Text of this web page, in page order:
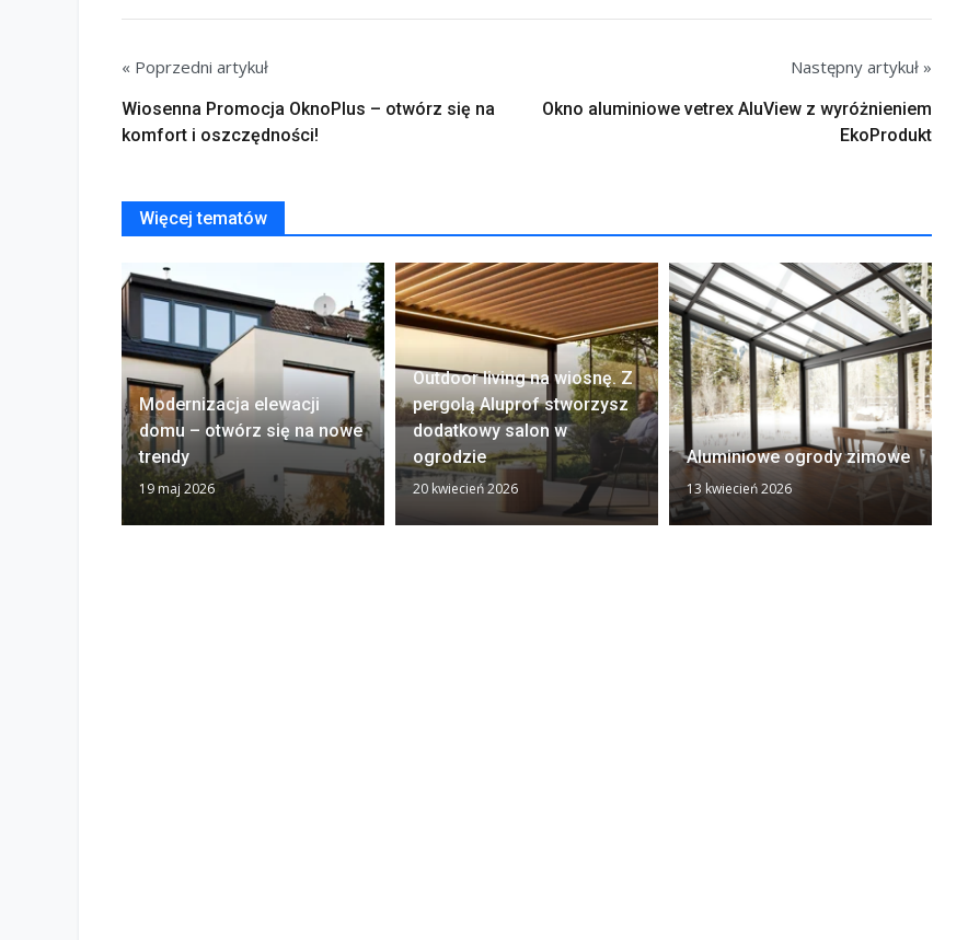
« Poprzedni artykuł
Wiosenna Promocja OknoPlus – otwórz się na
komfort i oszczędności!
Następny artykuł »
Okno aluminiowe vetrex AluView z wyróżnieniem
EkoProdukt
Więcej tematów
Modernizacja elewacji
domu – otwórz się na nowe
trendy
19 maj 2026
Outdoor living na wiosnę. Z
pergolą Aluprof stworzysz
dodatkowy salon w
ogrodzie
20 kwiecień 2026
Aluminiowe ogrody zimowe
13 kwiecień 2026